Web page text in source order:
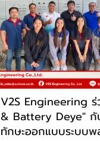
V2S Engineering
& Battery Deye" กั
ทักษะออกแบบระบบพ